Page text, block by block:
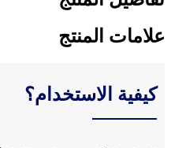
علامات المنتج
كيفية الاستخدام؟